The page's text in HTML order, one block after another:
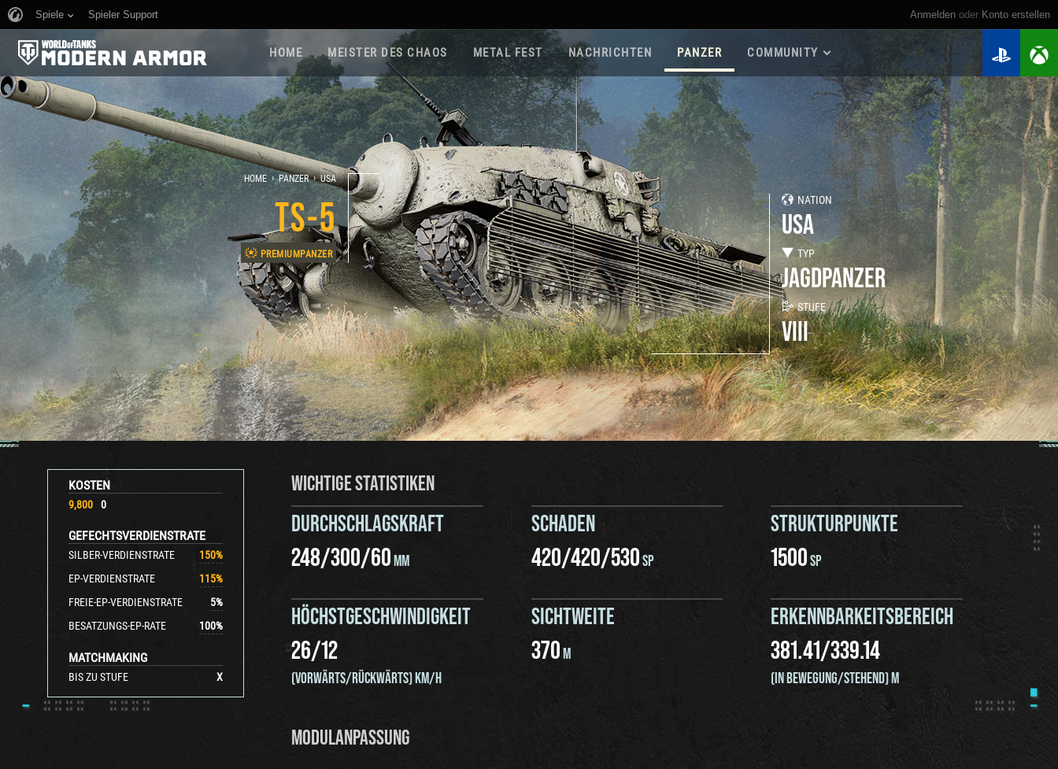
Anmelden oder Konto erstellen
Spiele Spieler Support
HOME MEISTER DES CHAOS METAL FEST NACHRICHTEN PANZER COMMUNITY
Roadmap 2026
Spielanleitungen
Spieler suchen
Meine Statistiken
Kriegskassen
Regimenter
Regimenter-Ranglisten
Twitch Drops
NATION
USA
TYP
JAGDPANZER
STUFE
VIII
HOME › PANZER › USA
TS-5
PREMIUMPANZER
KOSTEN
9,800 0
GEFECHTSVERDIENSTRATE
SILBER-VERDIENSTRATE 150%
EP-VERDIENSTRATE
115%
FREIE-EP-VERDIENSTRATE
5%
BESATZUNGS-EP-RATE
100%
MATCHMAKING
BIS ZU STUFE X
WICHTIGE STATISTIKEN
DURCHSCHLAGSKRAFT
248/300/60MM
SCHADEN
420/420/530SP
STRUKTURPUNKTE
1500SP
HÖCHSTGESCHWINDIGKEIT
26/12
(VORWÄRTS/RÜCKWÄRTS) KM/H
SICHTWEITE
370M
ERKENNBARKEITSBEREICH
381.41/339.14
(IN BEWEGUNG/STEHEND) M
MODULANPASSUNG